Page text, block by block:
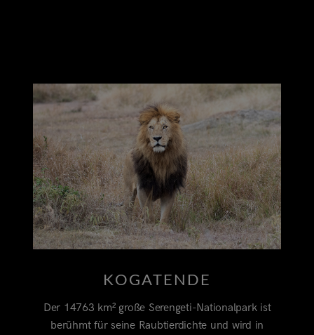
KOGATENDE
Der 14763 km² große Serengeti-Nationalpark ist
berühmt für seine Raubtierdichte und wird in